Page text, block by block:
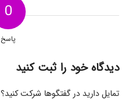
0
پاسخ
دیدگاه خود را ثبت کنید
تمایل دارید در گفتگوها شرکت کنید؟